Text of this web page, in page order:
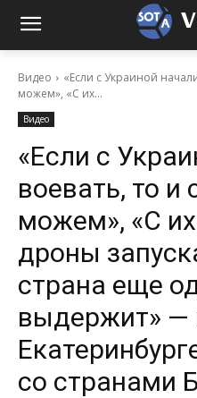
Видео
«Если с Украиной
можем», «С их...
Видео
«Если с
воевать, то и
можем», «С
дроны
страна еще
выдержит» —
со странами